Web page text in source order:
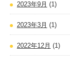
2023年9月 (1)
2023年3月 (1)
2022年12月 (1)